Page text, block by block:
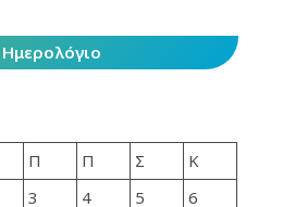
Ημερολόγιο
Π Π Σ
Κ
3 4 5
6